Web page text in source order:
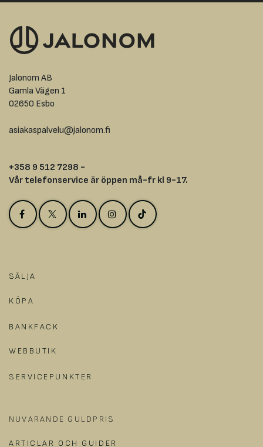
Jalonom AB
Gamla Vägen 1
02650 Esbo
asiakaspalvelu@jalonom.fi
+358 9 512 7298 -
Vår telefonservice är öppen må-fr kl 9-17.
SÄLJA
KÖPA
BANKFACK
WEBBUTIK
SERVICEPUNKTER
NUVARANDE GULDPRIS
ARTICLAR OCH GUIDER